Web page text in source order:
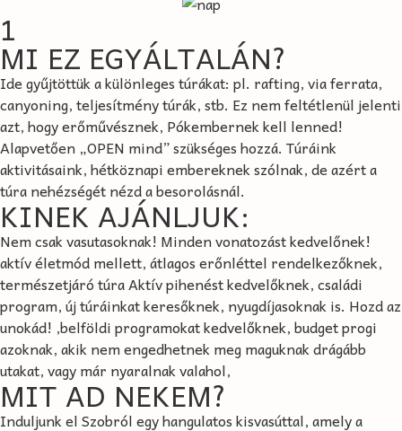
1
MI EZ EGYÁLTALÁN?
Ide gyűjtöttük a különleges túrákat: pl. rafting, via ferrata,
canyoning, teljesítmény túrák, stb. Ez nem feltétlenül jelenti
azt, hogy erőművésznek, Pókembernek kell lenned!
Alapvetően „OPEN mind” szükséges hozzá. Túráink
aktivitásaink, hétköznapi embereknek szólnak, de azért a
túra nehézségét nézd a besorolásnál.
KINEK AJÁNLJUK:
Nem csak vasutasoknak! Minden vonatozást kedvelőnek!
aktív életmód mellett, átlagos erőnléttel rendelkezőknek,
természetjáró túra Aktív pihenést kedvelőknek, családi
program, új túráinkat keresőknek, nyugdíjasoknak is. Hozd az
unokád! ,belföldi programokat kedvelőknek, budget progi
azoknak, akik nem engedhetnek meg maguknak drágább
utakat, vagy már nyaralnak valahol,
MIT AD NEKEM?
Induljunk el Szobról egy hangulatos kisvasúttal, amely a